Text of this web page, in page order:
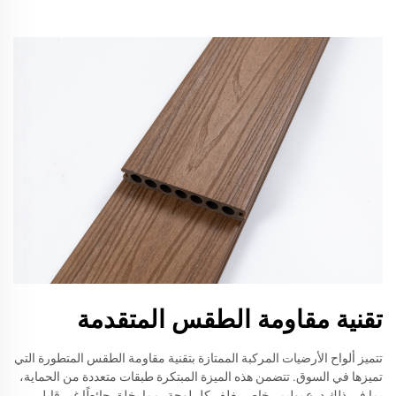
تقنية مقاومة الطقس المتقدمة
تتميز ألواح الأرضيات المركبة الممتازة بتقنية مقاومة الطقس المتطورة التي
تميزها في السوق. تتضمن هذه الميزة المبتكرة طبقات متعددة من الحماية،